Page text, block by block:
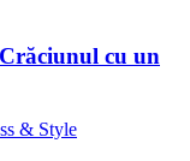
cu un
& Style